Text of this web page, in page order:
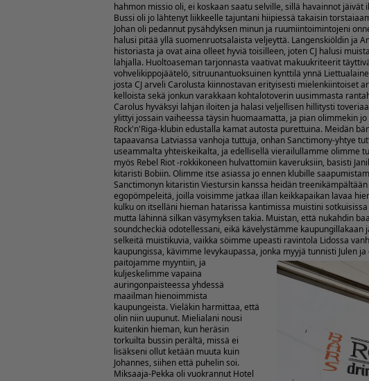
hahmon missio oli, ei koskaan saatu selville, sillä havainnot jäivät
Bussi oli jo lähtenyt liikkeelle tajuntani hiipiessä takaisin
Johan oli pedannut pysähdyksen minun ja ruumiintoimintojeni
halusi pitää yllä suomenruotsalaista veljeyttä. Langenskiöldin ja
historiasta ja ovat aina olleet hyviä toisilleen, joten CJ halusi
lahjalla. Huoltoaseman tarjonnasta vaativat makuukriteerit
vohvelikippojäätelö, sitruunantuoksuinen kynttilä ynnä
josta CJ arveli Carolusta kiinnostavan erityisesti mielenkiintoiset
kelloista sekä jonkun varakkaan kohtalotoverin uusimmasta
Carolus hyväksyi lahjan iloiten ja halasi veljellisen hillitysti
ylittyi jossain vaiheessa täysin huomaamatta, ja pian olimmekin jo
Rock'n'Riga-klubin edustalla kamat autosta purettuina. Meidän
tapaavansa Latviassa vanhoja tuttuja, onhan Sanctimony-yhtye
useammalta yhteiskeikalta, ja edellisellä vierailullamme olimme
myös Rebel Riot -rokkikoneen hulvattomiin kaveruksiin, basisti
kitaristi Bobiin. Olimme itse asiassa jo ennen klubille
Sanctimonyn kitaristin Viestursin kanssa heidän treenikämpältään
egopömpeleitä, joilla voisimme jatkaa illan keikkapaikan lavaa
kulku on itselläni hieman hatarissa kantimissa muistini
mutta lähinnä silkan väsymyksen takia. Muistan, että nukahdin
soundcheckiä odotellessani, eikä kävelystämme kaupungillakaan
selkeitä muistikuvia, vaikka söimme upeasti ravintola Lidossa
kaupungissa, kävimme levykaupassa, jonka myyjä tunnisti Julen ja
paitojamme myyntiin, ja
kuljeskelimme vapaina
auringonpaisteessa yhdessä
maailman hienoimmista
kaupungeista. Vieläkin harmittaa, että
olin niin uupunut. Mielialani nousi
kuitenkin hieman, kun heräsin
torkuilta bussin perältä, missä ei
lisäkseni ollut ketään muuta kuin
Johannes, siihen että puhelin soi.
Miksaaja-Pekka oli vuokrannut Hotel